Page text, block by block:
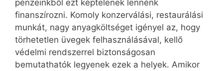
pénzeinkből ezt képtelenek lennénk
finanszírozni. Komoly konzerválási, restaurálási
munkát, nagy anyagköltséget igényel az, hogy
törhetetlen üvegek felhasználásával, kellő
védelmi rendszerrel biztonságosan
bemutathatók legyenek ezek a helyek. Amikor